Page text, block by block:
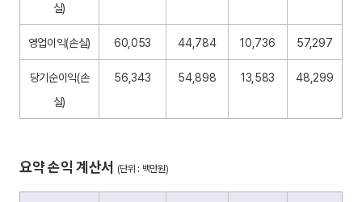
실)
영업이익(손실) 60,053 44,784 10,736 57,297
당기순이익(손
실)
56,343 54,898 13,583 48,299
요약 손익 계산서 (단위 : 백만원)